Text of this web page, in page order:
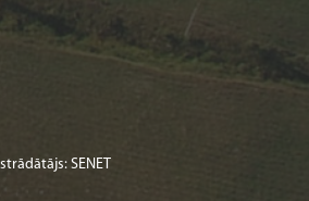
SENET